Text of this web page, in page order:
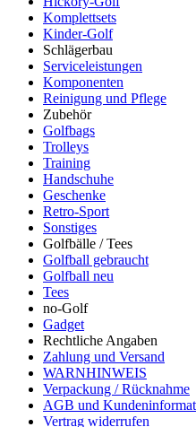
Komplettsets
Kinder-Golf
Schlägerbau
Serviceleistungen
Komponenten
Reinigung und Pflege
Zubehör
Golfbags
Trolleys
Training
Handschuhe
Geschenke
Retro-Sport
Sonstiges
Golfbälle / Tees
Golfball gebraucht
Golfball neu
Tees
no-Golf
Gadget
Rechtliche Angaben
Zahlung und Versand
WARNHINWEIS
Verpackung / Rücknahme
AGB und
Vertrag widerrufen